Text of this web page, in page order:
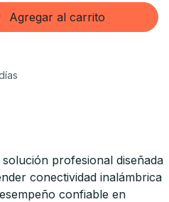
Agregar al carrito
profesional diseñada
conectividad inalámbrica
confiable en